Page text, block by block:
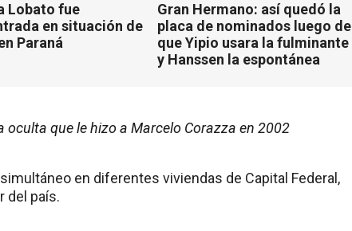
Lobato fue
en situación de
Paraná
Gran Hermano: así quedó la
placa de nominados luego de
que Yipio usara la fulminante
y Hanssen la espontánea
que le hizo a Marcelo Corazza en 2002
en diferentes viviendas de Capital Federal,
del país.